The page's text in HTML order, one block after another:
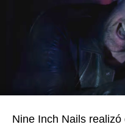
Nine Inch Nails